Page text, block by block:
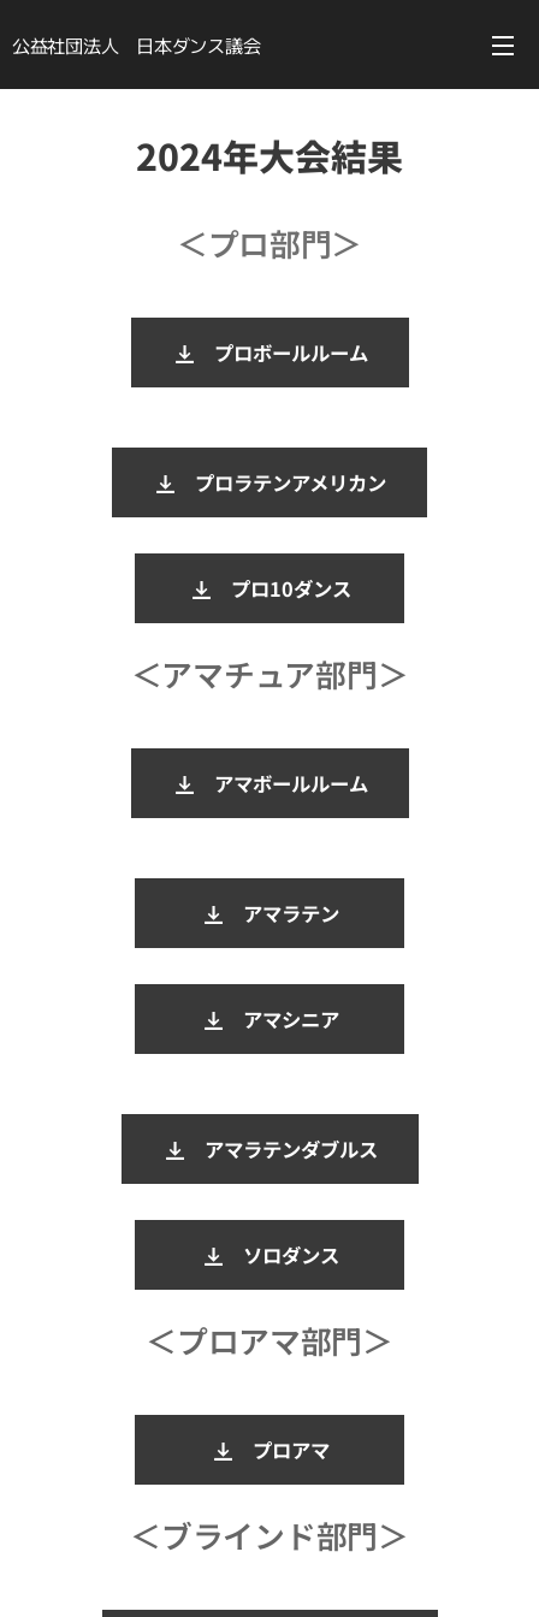
公益社団法人 日本ダンス議会
2024年大会結果
＜プロ部門＞
プロボールルーム
プロラテンアメリカン
プロ10ダンス
＜アマチュア部門＞
アマボールルーム
アマラテン
アマシニア
アマラテンダブルス
ソロダンス
＜プロアマ部門＞
プロアマ
＜ブラインド部門＞